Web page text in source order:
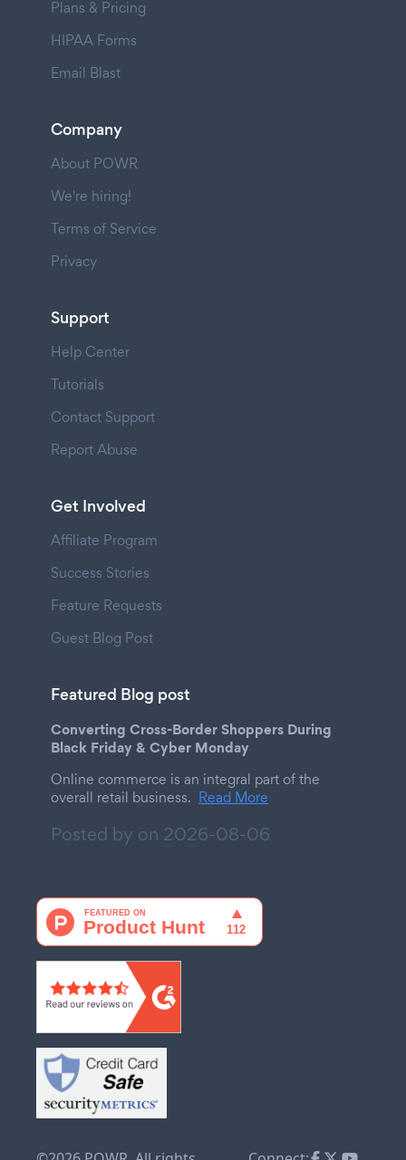
Plans & Pricing
HIPAA Forms
Email Blast
Company
About POWR
We're hiring!
Terms of Service
Privacy
Support
Help Center
Tutorials
Contact Support
Report Abuse
Get Involved
Affiliate Program
Success Stories
Feature Requests
Guest Blog Post
Featured Blog post
Converting Cross-Border Shoppers During
Black Friday & Cyber Monday
Online commerce is an integral part of the
overall retail business. Read More
Posted by on 2026-08-06